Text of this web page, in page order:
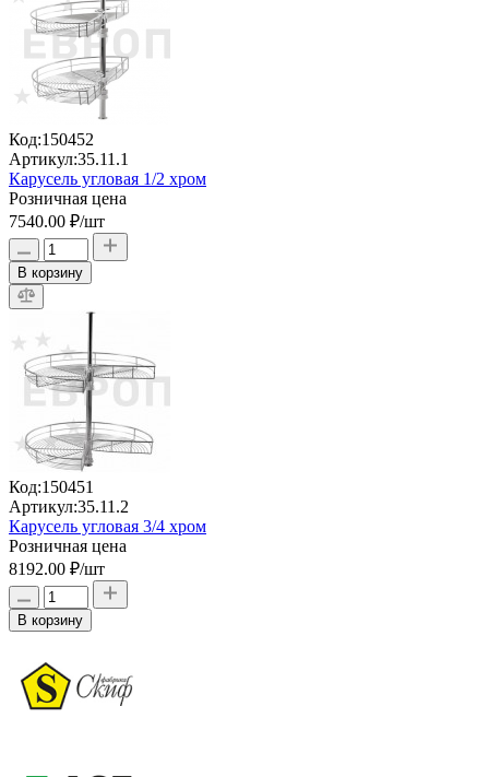
Код:150452
Артикул:35.11.1
Карусель угловая 1/2 хром
Розничная цена
7540.00 ₽/шт
В корзину
Код:150451
Артикул:35.11.2
Карусель угловая 3/4 хром
Розничная цена
8192.00 ₽/шт
В корзину